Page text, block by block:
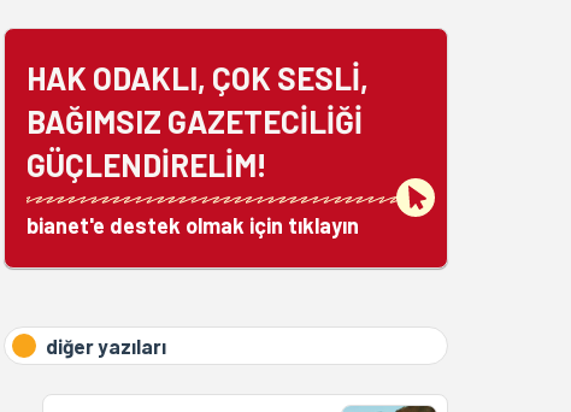
HAK ODAKLI, ÇOK SESLİ,
BAĞIMSIZ GAZETECİLİĞİ
GÜÇLENDİRELİM!
bianet'e destek olmak için tıklayın
diğer yazıları